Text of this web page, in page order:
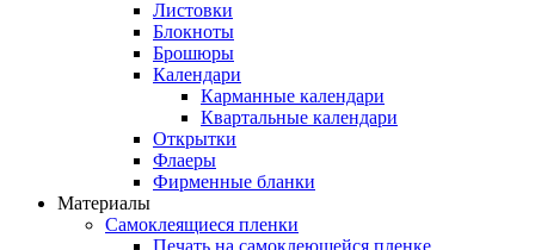
Листовки
Блокноты
Брошюры
Календари
Карманные календари
Квартальные календари
Открытки
Флаеры
Фирменные бланки
Материалы
Самоклеящиеся пленки
Печать на самоклеющейся пленке